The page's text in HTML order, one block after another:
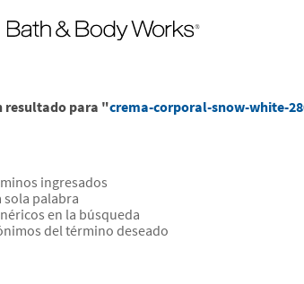
resultado para "crema-corporal-snow-white-
ingresados
palabra
en la búsqueda
del término deseado